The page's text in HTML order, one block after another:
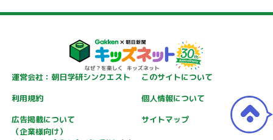
運営会社：朝日学研シンクエスト
このサイトについて
利用規約
個人情報について
広告掲載について
（企業様向け）
サイトマップ